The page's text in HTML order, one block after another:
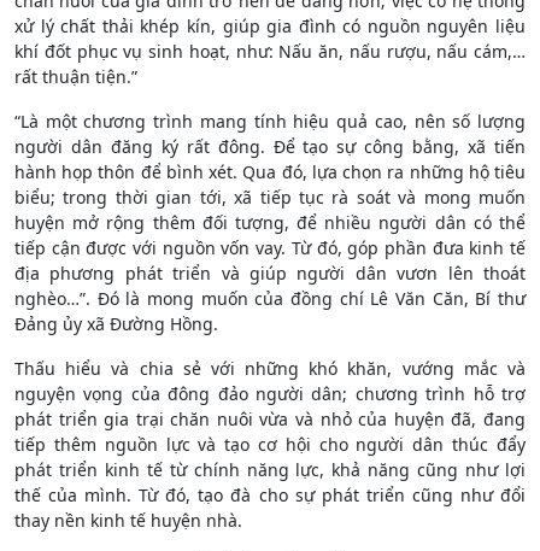
xử lý chất thải khép kín, giúp gia đình có nguồn nguyên liệu
khí đốt phục vụ sinh hoạt, như: Nấu ăn, nấu rượu, nấu cám,…
rất thuận tiện.”
“Là một chương trình mang tính hiệu quả cao, nên số lượng
người dân đăng ký rất đông. Để tạo sự công bằng, xã tiến
hành họp thôn để bình xét. Qua đó, lựa chọn ra những hộ tiêu
biểu; trong thời gian tới, xã tiếp tục rà soát và mong muốn
huyện mở rộng thêm đối tượng, để nhiều người dân có thể
tiếp cận được với nguồn vốn vay. Từ đó, góp phần đưa kinh tế
địa phương phát triển và giúp người dân vươn lên thoát
nghèo…”. Đó là mong muốn của đồng chí Lê Văn Căn, Bí thư
Đảng ủy xã Đường Hồng.
Thấu hiểu và chia sẻ với những khó khăn, vướng mắc và
nguyện vọng của đông đảo người dân; chương trình hỗ trợ
phát triển gia trại chăn nuôi vừa và nhỏ của huyện đã, đang
tiếp thêm nguồn lực và tạo cơ hội cho người dân thúc đẩy
phát triển kinh tế từ chính năng lực, khả năng cũng như lợi
thế của mình. Từ đó, tạo đà cho sự phát triển cũng như đổi
thay nền kinh tế huyện nhà.